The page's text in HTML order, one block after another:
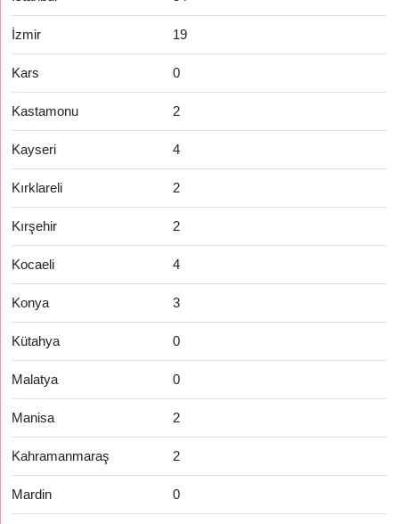
İzmir 19
Kars 0
Kastamonu 2
Kayseri 4
Kırklareli 2
Kırşehir 2
Kocaeli 4
Konya 3
Kütahya 0
Malatya 0
Manisa 2
Kahramanmaraş 2
Mardin 0